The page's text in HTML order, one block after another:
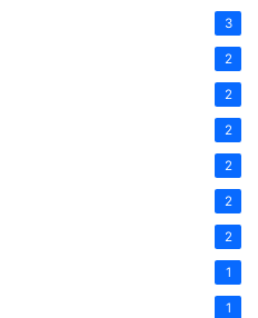
3
2
2
2
2
2
2
1
1